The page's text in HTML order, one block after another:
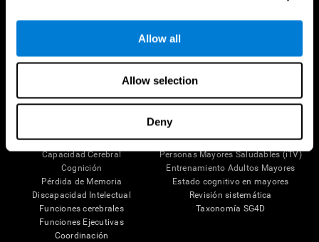
Allow all
Allow selection
Deny
Tu Cerebro
Mente y Cerebro
Plasticidad Neuronal
Capacidad Cerebral
Cognición
Pérdida de Memoria
Discapacidad Intelectual
Funciones cerebrales
Funciones Ejecutivas
Coordinación
Investigación
Validación de las Terapias Digitales
Juegos de Ordenador
Evaluación Holistica
Personas Mayores Saludables (iTV)
Entrenamiento Adultos Mayores
Estado cognitivo en mayores
Revisión sistemática
Taxonomía SG4D